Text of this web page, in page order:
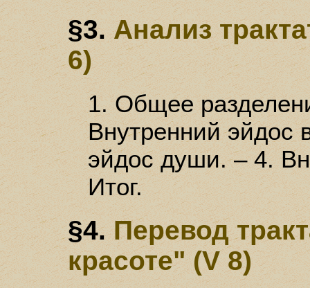
§3. Анализ
6)
1. Общее
Внутренний эйдос
эйдос души. – 4.
Итог.
§4.Перевод
красоте" (V 8)